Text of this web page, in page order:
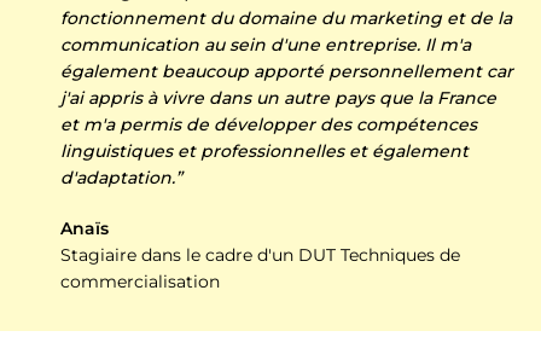
fonctionnement du domaine du marketing et de la
communication au sein d'une entreprise. Il m'a
également beaucoup apporté personnellement car
j'ai appris à vivre dans un autre pays que la France
et m'a permis de développer des compétences
linguistiques et professionnelles et également
d'adaptation.”
Anaïs
Stagiaire dans le cadre d'un DUT Techniques de
commercialisation